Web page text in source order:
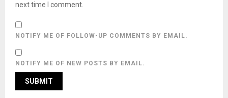
next time I comment.
NOTIFY ME OF FOLLOW-UP COMMENTS BY EMAIL.
NOTIFY ME OF NEW POSTS BY EMAIL.